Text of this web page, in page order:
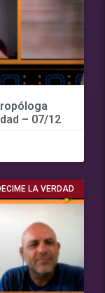
– 07/12
LA VERDAD